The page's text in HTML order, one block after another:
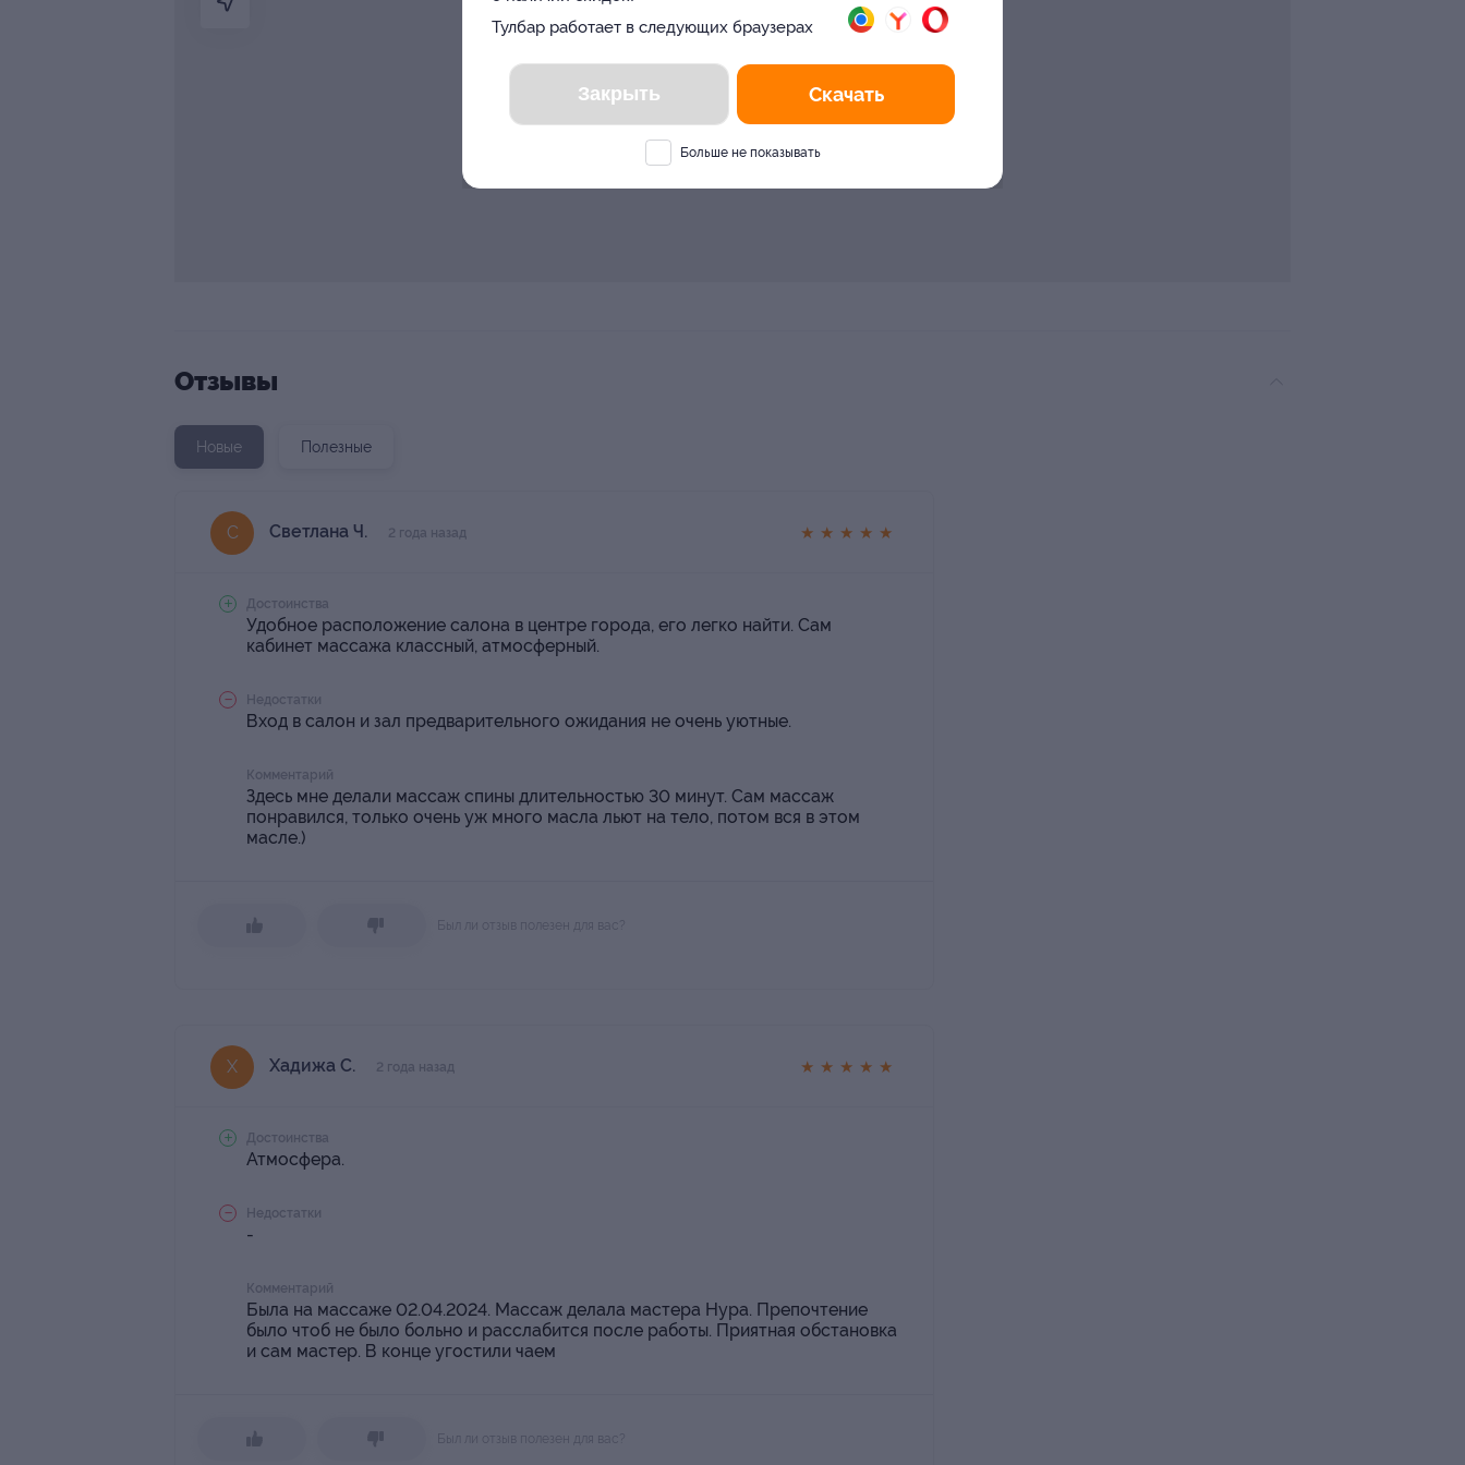
Отзывы
Новые Полезные
С Светлана Ч. 2 года назад ★ ★ ★ ★ ★
Достоинства
Удобное расположение салона в центре города, его легко найти. Сам
кабинет массажа классный, атмосферный.
Недостатки
Вход в салон и зал предварительного ожидания не очень уютные.
Комментарий
Здесь мне делали массаж спины длительностью 30 минут. Сам массаж
понравился, только очень уж много масла льют на тело, потом вся в этом
масле.)
Был ли отзыв полезен для вас?
Х Хадижа С. 2 года назад ★ ★ ★ ★ ★
Достоинства
Атмосфера.
Недостатки
-
Комментарий
Была на массаже 02.04.2024. Массаж делала мастера Нура. Препочтение
было чтоб не было больно и расслабится после работы. Приятная обстановка
и сам мастер. В конце угостили чаем
Был ли отзыв полезен для вас?
Тулбар работает в следующих браузерах
Закрыть Скачать
Больше не показывать